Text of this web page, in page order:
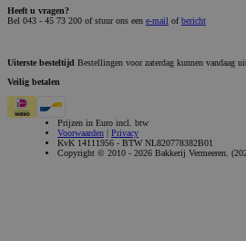
Heeft u vragen?
Bel 043 - 45 73 200 of stuur ons een e-mail ofbericht
Uiterste besteltijd Bestellingen voor zaterdag kunnen vandaag
Veilig betalen
Prijzen in Euro incl. btw
Voorwaarden | Privacy
KvK 14111956 - BTW NL820778382B01
Copyright © 2010 - 2026 Bakkerij Vermeeren.